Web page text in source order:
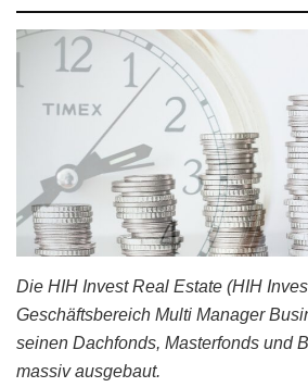
Die HIH Invest Real Estate (HIH
Geschäftsbereich Multi Manager
seinen Dachfonds, Masterfonds und
massiv ausgebaut.